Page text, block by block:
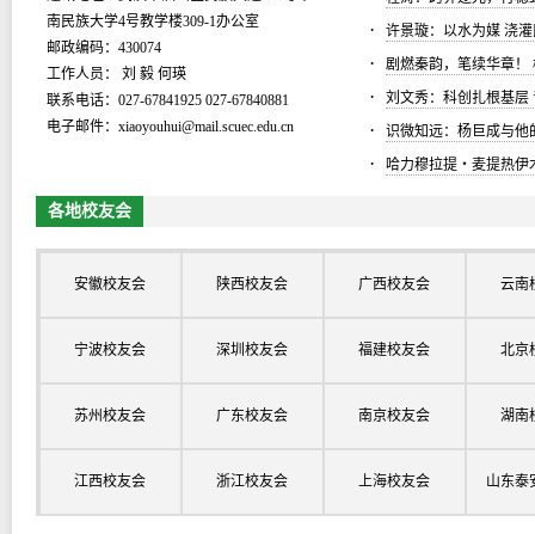
南民族大学4号教学楼309-1办公室
邮政编码：430074
工作人员： 刘 毅 何瑛
联系电话：027-67841925 027-67840881
电子邮件：xiaoyouhui@mail.scuec.edu.cn
· 许景璇：以水为媒 浇
· 剧燃秦韵，笔续华章！
· 刘文秀：科创扎根基层
· 识微知远：杨巨成与他
· 哈力穆拉提・麦提热伊
各地校友会
安徽校友会 陕西校友会 广西校友会 云南
宁波校友会 深圳校友会 福建校友会 北京
苏州校友会 广东校友会 南京校友会 湖南
江西校友会 浙江校友会 上海校友会 山东泰